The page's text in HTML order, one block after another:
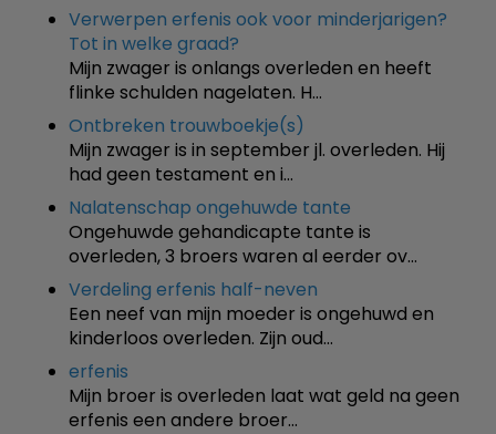
Verwerpen erfenis ook voor minderjarigen?
Tot in welke graad?
Mijn zwager is onlangs overleden en heeft
flinke schulden nagelaten. H…
Ontbreken trouwboekje(s)
Mijn zwager is in september jl. overleden. Hij
had geen testament en i…
Nalatenschap ongehuwde tante
Ongehuwde gehandicapte tante is
overleden, 3 broers waren al eerder ov…
Verdeling erfenis half-neven
Een neef van mijn moeder is ongehuwd en
kinderloos overleden. Zijn oud…
erfenis
Mijn broer is overleden laat wat geld na geen
erfenis een andere broer…